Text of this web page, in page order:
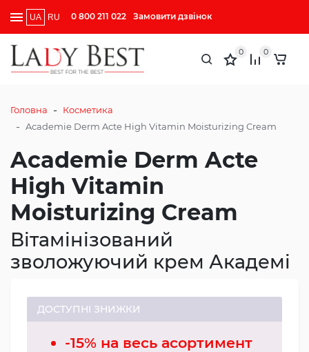
UA RU 0 800 211 022 Замовити дзвінок
0 0
Головна - Косметика
- Academie Derm Acte High Vitamin Moisturizing Cream
Academie Derm Acte
High Vitamin
Moisturizing Cream
Вітамінізований
зволожуючий крем Академі
ДОСТУПНІ ЗНИЖКИ
-15% на весь асортимент